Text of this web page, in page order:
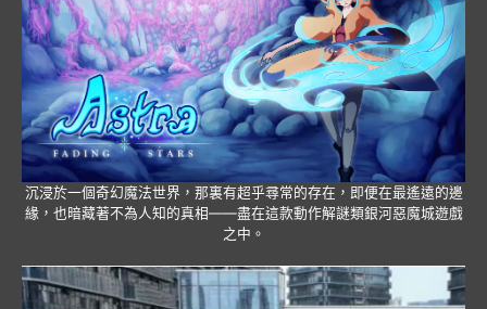
沉浸於一個奇幻魔法世界，那裏有超乎尋常的存在，即便在最遙遠的邊
緣，也暗藏著不為人知的真相——盡在這款動作解謎類銀河惡魔城遊戲
之中。